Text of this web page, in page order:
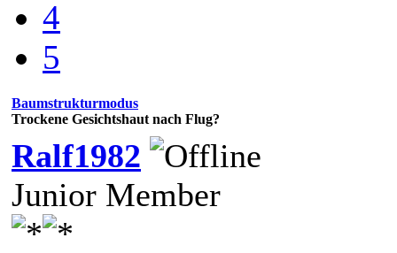
4
5
Baumstrukturmodus
Trockene Gesichtshaut nach Flug?
Ralf1982
Junior Member